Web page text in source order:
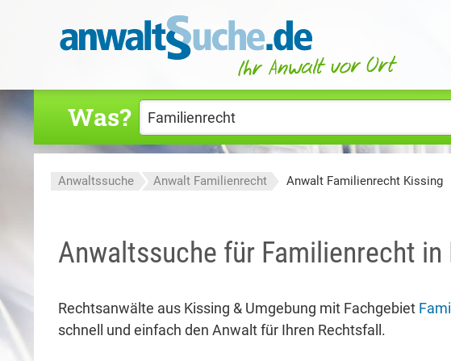
Was?
Anwaltssuche Anwalt Familienrecht Anwalt Familienrecht Kissing
Anwaltssuche für Familienrecht in
Rechtsanwälte aus Kissing & Umgebung mit Fachgebiet
schnell und einfach den Anwalt für Ihren Rechtsfall.